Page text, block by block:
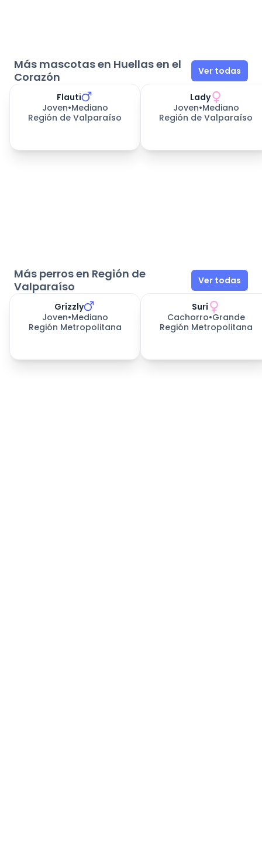
Más mascotas en Huellas en el
Corazón
Ver todas
Flauti
Joven•Mediano
Región de Valparaíso
Lady
Joven•Mediano
Región de Valparaíso
Más perros en Región de
Valparaíso
Ver todas
Grizzly
Joven•Mediano
Región Metropolitana
Suri
Cachorro•Grande
Región Metropolitana